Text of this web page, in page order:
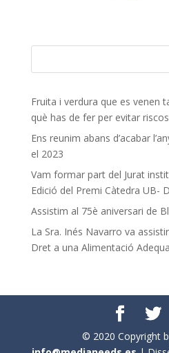
Fruita i verdura que es venen
què has de fer per evitar riscos
Ens reunim abans d’acabar
el 2023
Vam formar part del Jurat
Edició del Premi Càtedra UB-
Assistim al 75è aniversari de
La Sra. Inés Navarro va
Dret a una Alimentació
© 2020 Copyright